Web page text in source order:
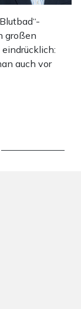
großen
auch vor